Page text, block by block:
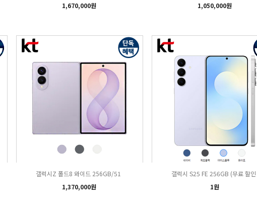
1,670,000원
1,050,000원
갤럭시Z 폴드8 와이드 256GB/51
1,370,000원
갤럭시 S25 FE 256GB (무료 할인
1원